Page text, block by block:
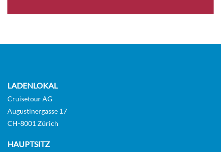
LADENLOKAL
Cruisetour AG
Augustinergasse 17
CH-8001 Zürich
HAUPTSITZ